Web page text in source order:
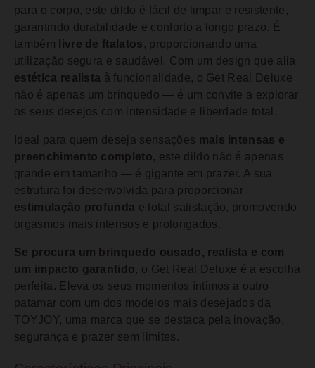
para o corpo, este dildo é fácil de limpar e resistente,
garantindo durabilidade e conforto a longo prazo. É
também
livre de ftalatos , proporcionando uma
utilização segura e saudável. Com um design que alia
estética realista à funcionalidade, o Get Real Deluxe
não é apenas um brinquedo — é um convite a explorar
os seus desejos com intensidade e liberdade total.
Ideal para quem deseja sensações mais intensas e
preenchimento completo, este dildo não é apenas
grande em tamanho — é gigante em prazer. A sua
estrutura foi desenvolvida para proporcionar
estimulação profunda e total satisfação, promovendo
orgasmos mais intensos e prolongados.
Se procura um brinquedo ousado, realista e com
um impacto garantido, o Get Real Deluxe é a escolha
perfeita. Eleva os seus momentos íntimos a outro
patamar com um dos modelos mais desejados da
TOYJOY, uma marca que se destaca pela inovação,
segurança e prazer sem limites.